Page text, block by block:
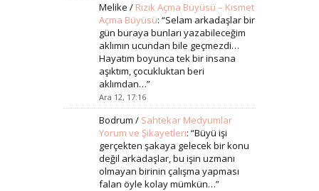
Melike / Rızık Açma Büyüsü – Kısmet
Açma Büyüsü: “Selam arkadaşlar bir
gün buraya bunları yazabileceğim
aklımın ucundan bile geçmezdi…
Hayatım boyunca tek bir insana
aşıktım, çocukluktan beri
aklımdan…”
Ara 12, 17:16
Bodrum / Sahtekar Medyumlar
Yorum ve Şikayetleri: “Büyü işi
gerçekten şakaya gelecek bir konu
değil arkadaşlar, bu işin uzmanı
olmayan birinin çalışma yapması
falan öyle kolay mümkün…”